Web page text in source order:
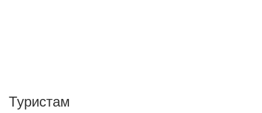
Туристам